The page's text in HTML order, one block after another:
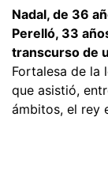
Nadal, de 36
Perelló, 33
transcurso de
Fortalesa de la
que asistió,
ámbitos, el rey